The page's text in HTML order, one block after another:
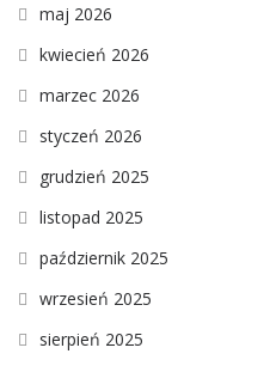
maj 2026
kwiecień 2026
marzec 2026
styczeń 2026
grudzień 2025
listopad 2025
październik 2025
wrzesień 2025
sierpień 2025